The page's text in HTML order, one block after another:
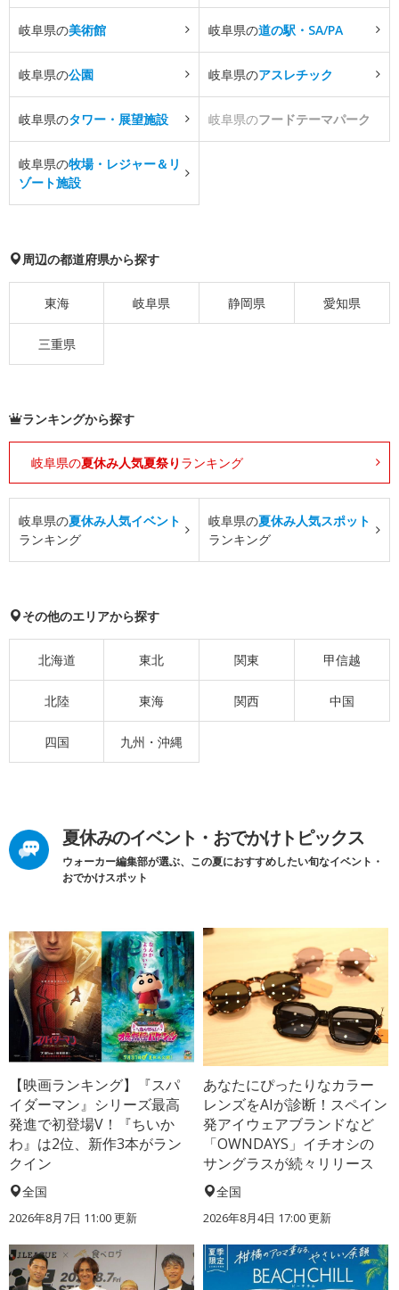
岐阜県の美術館 岐阜県の道の駅・SA/PA
岐阜県の公園 岐阜県のアスレチック
岐阜県のタワー・展望施設 岐阜県のフードテーマパーク
岐阜県の牧場・レジャー＆リ
ゾート施設
周辺の都道府県から探す
東海 岐阜県 静岡県 愛知県
三重県
ランキングから探す
岐阜県の夏休み人気夏祭り ランキング
岐阜県の夏休み人気イベント
ランキング
岐阜県の夏休み人気スポット
ランキング
その他のエリアから探す
北海道 東北 関東 甲信越
北陸 東海 関西 中国
四国 九州・沖縄
夏休みのイベント・おでかけトピックス
ウォーカー編集部が選ぶ、この夏におすすめしたい旬なイベント・
おでかけスポット
【映画ランキング】『スパ
イダーマン』シリーズ最高
発進で初登場V！『ちいか
わ』は2位、新作3本がラン
クイン
全国
2026年8月7日 11:00更新
あなたにぴったりなカラー
レンズをAIが診断！スペイン
発アイウェアブランドなど
「OWNDAYS」イチオシの
サングラスが続々リリース
全国
2026年8月4日 17:00更新